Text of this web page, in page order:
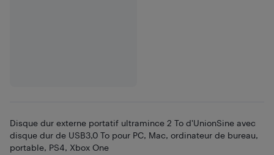
Disque dur externe portatif ultramince 2 To d'UnionSine avec
disque dur de USB3,0 To pour PC, Mac, ordinateur de bureau,
portable, PS4, Xbox One